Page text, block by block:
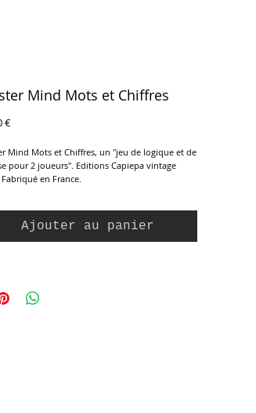
Mind Mots et Chiffres
€Prix
Mind Mots et Chiffres, un "jeu de logique et de
pour 2 joueurs". Editions Capiepa vintage
Fabriqué en France.
et tenter de décoder ceux choisis par
Jeu complet en parfait état.
Ajouter au panier